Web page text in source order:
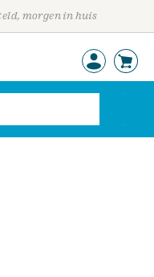
morgen in huis